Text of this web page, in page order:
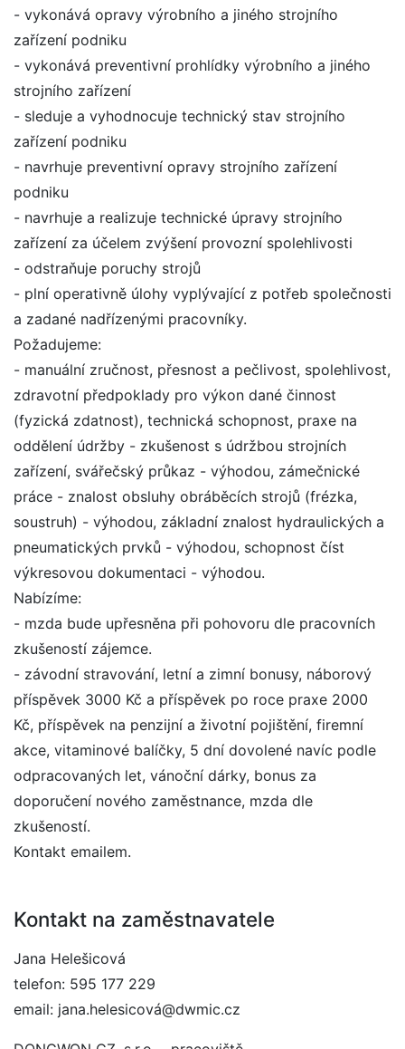
- vykonává opravy výrobního a jiného strojního
zařízení podniku
- vykonává preventivní prohlídky výrobního a jiného
strojního zařízení
- sleduje a vyhodnocuje technický stav strojního
zařízení podniku
- navrhuje preventivní opravy strojního zařízení
podniku
- navrhuje a realizuje technické úpravy strojního
zařízení za účelem zvýšení provozní spolehlivosti
- odstraňuje poruchy strojů
- plní operativně úlohy vyplývající z potřeb společnosti
a zadané nadřízenými pracovníky.
Požadujeme:
- manuální zručnost, přesnost a pečlivost, spolehlivost,
zdravotní předpoklady pro výkon dané činnost
(fyzická zdatnost), technická schopnost, praxe na
oddělení údržby - zkušenost s údržbou strojních
zařízení, svářečský průkaz - výhodou, zámečnické
práce - znalost obsluhy obráběcích strojů (frézka,
soustruh) - výhodou, základní znalost hydraulických a
pneumatických prvků - výhodou, schopnost číst
výkresovou dokumentaci - výhodou.
Nabízíme:
- mzda bude upřesněna při pohovoru dle pracovních
zkušeností zájemce.
- závodní stravování, letní a zimní bonusy, náborový
příspěvek 3000 Kč a příspěvek po roce praxe 2000
Kč, příspěvek na penzijní a životní pojištění, firemní
akce, vitaminové balíčky, 5 dní dovolené navíc podle
odpracovaných let, vánoční dárky, bonus za
doporučení nového zaměstnance, mzda dle
zkušeností.
Kontakt emailem.
Kontakt na zaměstnavatele
Jana Helešicová
telefon: 595 177 229
email: jana.helesicová@dwmic.cz